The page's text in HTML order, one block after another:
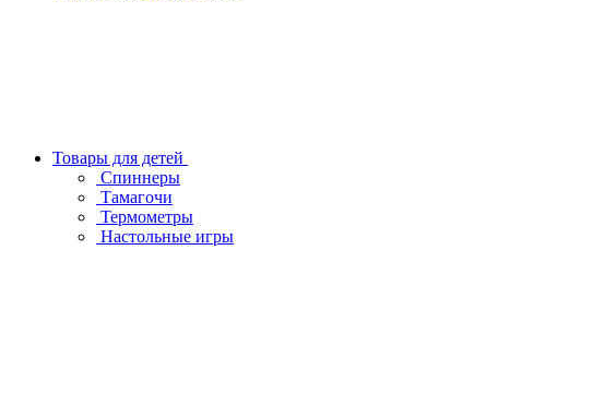
Товары для детей
Спиннеры
Тамагочи
Термометры
Настольные игры